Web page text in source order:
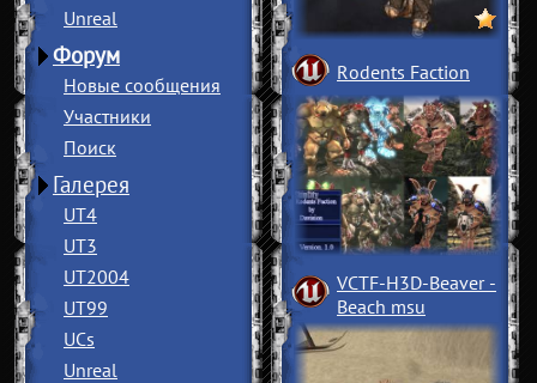
Unreal
Форум
Новые сообщения
Участники
Поиск
Галерея
UT4
UT3
UT2004
UT99
UCs
Unreal
Rodents Faction
VCTF-H3D-Beaver ­
Beach msu